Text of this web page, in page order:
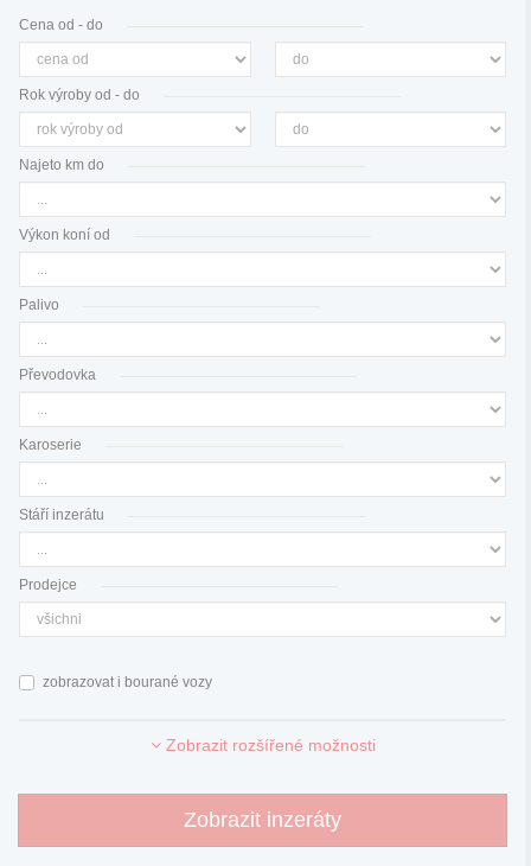
Cena od - do
Rok výroby od - do
Najeto km do
Výkon koní od
Palivo
Převodovka
Karoserie
Stáří inzerátu
Prodejce
zobrazovat i bourané vozy
Zobrazit rozšířené možnosti
Zobrazit inzeráty